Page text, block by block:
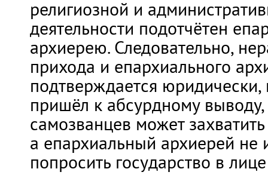
религиозной и
деятельности подотчётен
архиерею. Следовательно,
прихода и епархиального
подтверждается
пришёл к абсурдному
самозванцев может
а епархиальный архиерей не
попросить государство в